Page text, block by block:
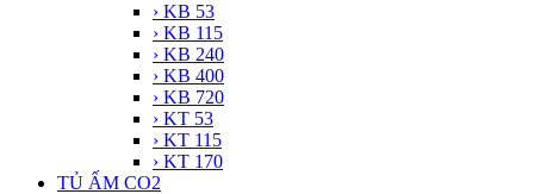
› KB 53
› KB 115
› KB 240
› KB 400
› KB 720
› KT 53
› KT 115
› KT 170
TỦ ẤM CO2